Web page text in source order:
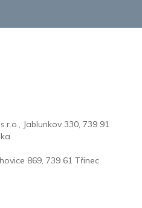
Jablunkov 330, 739 91
869, 739 61 Třinec